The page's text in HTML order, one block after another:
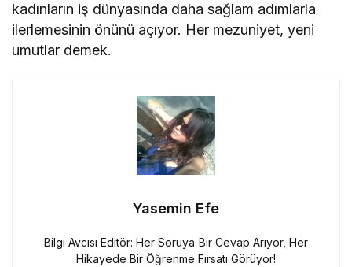
kadınların iş dünyasında daha sağlam adımlarla
ilerlemesinin önünü açıyor. Her mezuniyet, yeni
umutlar demek.
Yasemin Efe
Bilgi Avcısı Editör: Her Soruya Bir Cevap Arıyor, Her
Hikayede Bir Öğrenme Fırsatı Görüyor!